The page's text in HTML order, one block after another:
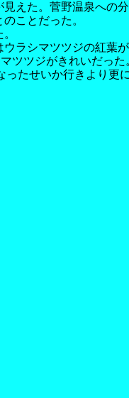
えた。菅野温泉への
ことだった。
ラシマツツジの紅葉が
ツツジがきれいだった
たせいか行きより